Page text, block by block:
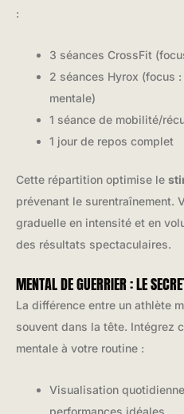
:
3 séances CrossFit
2 séances Hyrox (focus
mentale)
1 séance de mobilité/
1 jour de repos complet
Cette répartition optimise le
prévenant le surentraînement.
graduelle en intensité et en
des résultats spectaculaires.
MENTAL DE GUERRIER : LE
La différence entre un athlète
souvent dans la tête. Intégrez
mentale à votre routine :
Visualisation
performances idéales